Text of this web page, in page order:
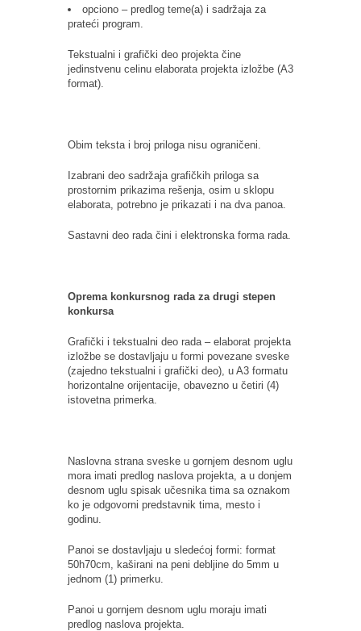
opciono – predlog teme(a) i sadržaja za
prateći program.
Tekstualni i grafički deo projekta čine
jedinstvenu celinu elaborata projekta izložbe (A3
format).
Obim teksta i broj priloga nisu ograničeni.
Izabrani deo sadržaja grafičkih priloga sa
prostornim prikazima rešenja, osim u sklopu
elaborata, potrebno je prikazati i na dva panoa.
Sastavni deo rada čini i elektronska forma rada.
Oprema konkursnog rada za drugi stepen
konkursa
Grafički i tekstualni deo rada – elaborat projekta
izložbe se dostavljaju u formi povezane sveske
(zajedno tekstualni i grafički deo), u A3 formatu
horizontalne orijentacije, obavezno u četiri (4)
istovetna primerka.
Naslovna strana sveske u gornjem desnom uglu
mora imati predlog naslova projekta, a u donjem
desnom uglu spisak učesnika tima sa oznakom
ko je odgovorni predstavnik tima, mesto i
godinu.
Panoi se dostavljaju u sledećoj formi: format
50h70cm, kaširani na peni debljine do 5mm u
jednom (1) primerku.
Panoi u gornjem desnom uglu moraju imati
predlog naslova projekta.